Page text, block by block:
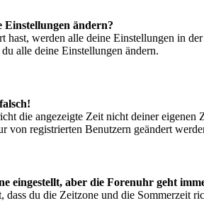
Einstellungen ändern?
hast, werden alle deine Einstellungen in
alle deine Einstellungen ändern.
die angezeigte Zeit nicht deiner
von registrierten Benutzern geändert
eingestellt, aber die Forenuhr geht
dass du die Zeitzone und die Sommerzeit